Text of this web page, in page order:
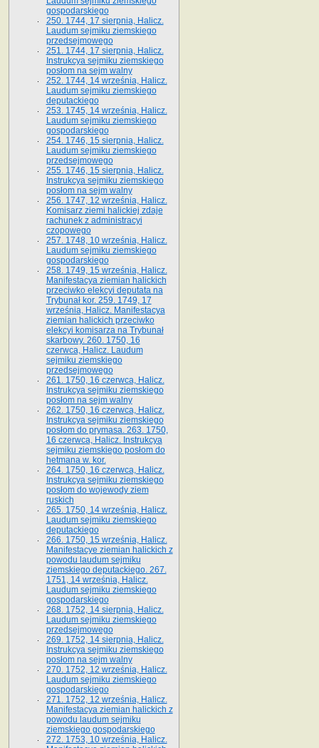
gospodarskiego
250. 1744, 17 sierpnia, Halicz.
Laudum sejmiku ziemskiego
przedsejmowego
251. 1744, 17 sierpnia, Halicz.
Instrukcya sejmiku ziemskiego
posłom na sejm walny
252. 1744, 14 września, Halicz.
Laudum sejmiku ziemskiego
deputackiego
253. 1745, 14 września, Halicz.
Laudum sejmiku ziemskiego
gospodarskiego
254. 1746, 15 sierpnia, Halicz.
Laudum sejmiku ziemskiego
przedsejmowego
255. 1746, 15 sierpnia, Halicz.
Instrukcya sejmiku ziemskiego
posłom na sejm walny
256. 1747, 12 września, Halicz.
Komisarz ziemi halickiej zdaje
rachunek z administracyi
czopowego
257. 1748, 10 września, Halicz.
Laudum sejmiku ziemskiego
gospodarskiego
258. 1749, 15 września, Halicz.
Manifestacya ziemian halickich
przeciwko elekcyi deputata na
Trybunał kor. 259. 1749, 17
września, Halicz. Manifestacya
ziemian halickich przeciwko
elekcyi komisarza na Trybunał
skarbowy. 260. 1750, 16
czerwca, Halicz. Laudum
sejmiku ziemskiego
przedsejmowego
261. 1750, 16 czerwca, Halicz.
Instrukcya sejmiku ziemskiego
posłom na sejm walny
262. 1750, 16 czerwca, Halicz.
Instrukcya sejmiku ziemskiego
posłom do prymasa. 263. 1750,
16 czerwca, Halicz. Instrukcya
sejmiku ziemskiego posłom do
hetmana w. kor.
264. 1750, 16 czerwca, Halicz.
Instrukcya sejmiku ziemskiego
posłom do wojewody ziem
ruskich
265. 1750, 14 września, Halicz.
Laudum sejmiku ziemskiego
deputackiego
266. 1750, 15 września, Halicz.
Manifestacye ziemian halickich z
powodu laudum sejmiku
ziemskiego deputackiego. 267.
1751, 14 września, Halicz.
Laudum sejmiku ziemskiego
gospodarskiego
268. 1752, 14 sierpnia, Halicz.
Laudum sejmiku ziemskiego
przedsejmowego
269. 1752, 14 sierpnia, Halicz.
Instrukcya sejmiku ziemskiego
posłom na sejm walny
270. 1752, 12 września, Halicz.
Laudum sejmiku ziemskiego
gospodarskiego
271. 1752, 12 września, Halicz.
Manifestacya ziemian halickich z
powodu laudum sejmiku
ziemskiego gospodarskiego
272. 1753, 10 września, Halicz.